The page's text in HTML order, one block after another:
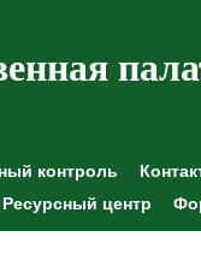
контроль
Ресурсный центр